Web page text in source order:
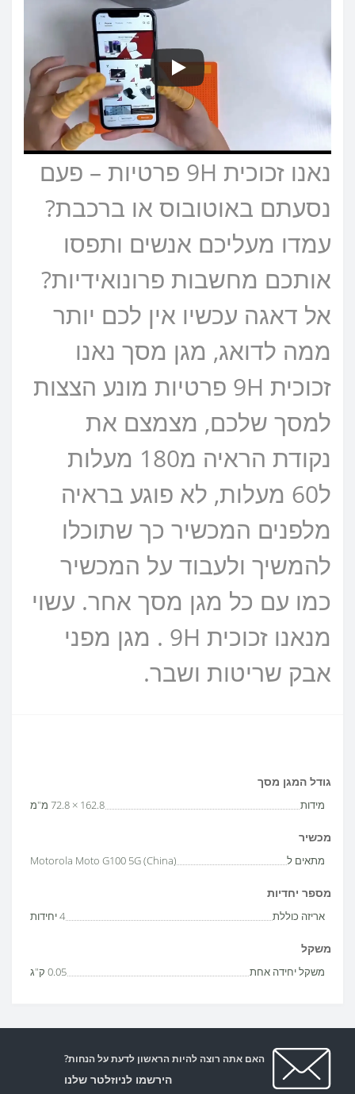
נאנו זכוכית 9H פרטיות – פעם
נסעתם באוטובוס או ברכבת?
עמדו מעליכם אנשים ותפסו
אותכם מחשבות פרונואידיות?
אל דאגה עכשיו אין לכם יותר
ממה לדואג, מגן מסך נאנו
זכוכית 9H פרטיות מונע הצצות
למסך שלכם, מצמצם את
נקודת הראיה מ180 מעלות
ל60 מעלות, לא פוגע בראיה
מלפנים המכשיר כך שתוכלו
להמשיך ולעבוד על המכשיר
כמו עם כל מגן מסך אחר. עשוי
מנאנו זכוכית 9H . מגן מפני
אבק שריטות ושבר.
גודל המגן מסך
מידות 162.8 × 72.8 מ"מ
מכשיר
מתאים ל Motorola Moto G100 5G (China)
מספר יחדיות
אריזה כוללת 4 יחידות
משקל
משקל יחידה אחת 0.05 ק"ג
האם אתה רוצה להיות הראשון לדעת על הנחות?
הירשמו לניוזלטר שלנו